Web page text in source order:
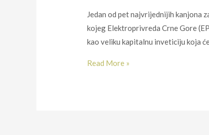
Jedan od pet najvrijednijih kanjona
kojeg Elektroprivreda Crne Gore
kao veliku kapitalnu inveticiju koja
Izgradnja
Read More »